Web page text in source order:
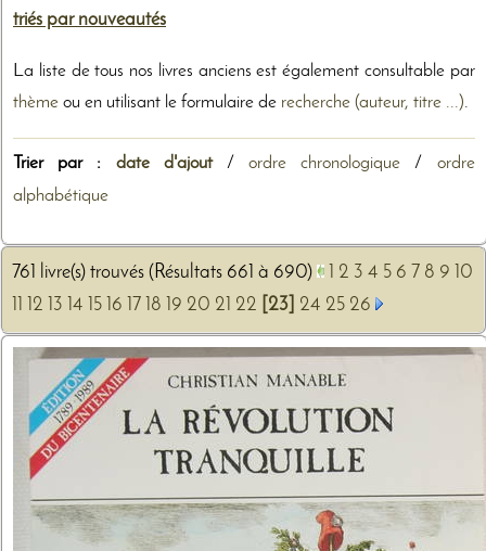
triés par nouveautés
La liste de tous nos livres anciens est également consultable par
thème ou en utilisant le formulaire de recherche (auteur, titre ...).
Trier par : date d'ajout/ordre chronologique / ordre
alphabétique
761 livre(s) trouvés (Résultats 661 à 690) 2 3 4 5 6 7 8 9
10
12 13 14 15 16 17 18 19 20 21 22 [23] 24 25 26